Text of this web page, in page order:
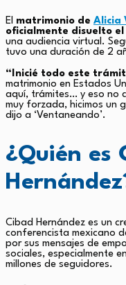
El matrimonio de Alicia
oficialmente disuelto
una audiencia virtual.
tuvo una duración de 2
“Inicié todo este
matrimonio en Estados
aquí, trámites… y eso no
muy forzada, hicimos un
dijo a ‘Ventaneando’.
¿Quién es
Cibad Hernández es un
conferencista mexicano
por sus mensajes de
sociales, especialmente
millones de seguidores.